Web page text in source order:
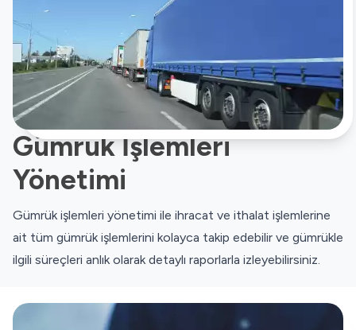
Gümrük İşlemleri
Yönetimi
Gümrük işlemleri yönetimi ile ihracat ve ithalat işlemlerine
ait tüm gümrük işlemlerini kolayca takip edebilir ve gümrükle
ilgili süreçleri anlık olarak detaylı raporlarla izleyebilirsiniz.